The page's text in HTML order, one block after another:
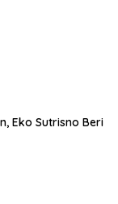
Eko Sutrisno Beri